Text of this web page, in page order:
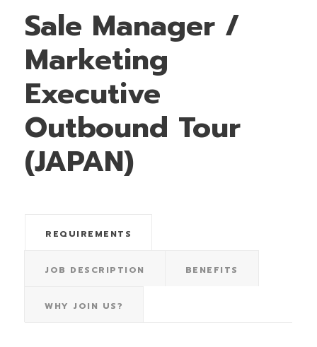
Sale Manager /
Marketing
Executive
Outbound Tour
(JAPAN)
REQUIREMENTS
JOB DESCRIPTION BENEFITS
WHY JOIN US?